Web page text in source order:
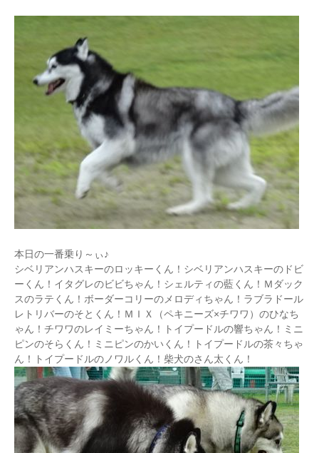
本日の一番乗り～ぃ♪
シベリアンハスキーのロッキーくん！シベリアンハスキーのドビ
ーくん！イタグレのビビちゃん！シェルティの藍くん！Ｍダック
スのラテくん！ボーダーコリーのメロディちゃん！ラブラドール
レトリバーのそとくん！ＭＩＸ（ペキニーズ×チワワ）のひなち
ゃん！チワワのレイミーちゃん！トイプードルの響ちゃん！ミニ
ピンのそらくん！ミニピンのかいくん！トイプードルの茶々ちゃ
ん！トイプードルのノワルくん！柴犬のさん太くん！